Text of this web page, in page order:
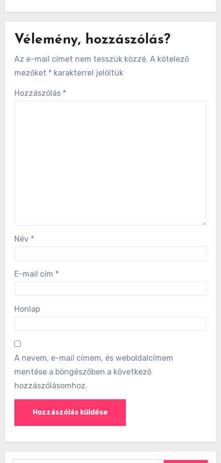
Vélemény, hozzászólás?
Az e-mail címet nem tesszük közzé. A kötelező
mezőket * karakterrel jelöltük
Hozzászólás *
Név *
E-mail cím *
Honlap
A nevem, e-mail címem, és weboldalcímem
mentése a böngészőben a következő
hozzászólásomhoz.